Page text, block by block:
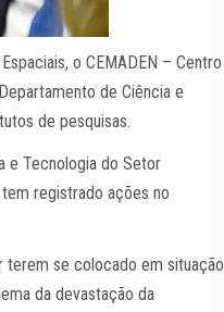
o CEMADEN – Centro
de Ciência e
de pesquisas.
e Tecnologia do Setor
registrado ações no
terem se colocado em situação
da devastação da